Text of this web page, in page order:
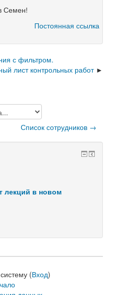
Семен!
Постоянная ссылка
с фильтром.
лист контрольных работ
Список сотрудников →
лекций в новом
(Вход)